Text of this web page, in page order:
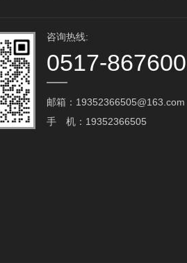
咨询热线:
0517-
邮箱：19352366505@163.com‬
手 机：19352366505